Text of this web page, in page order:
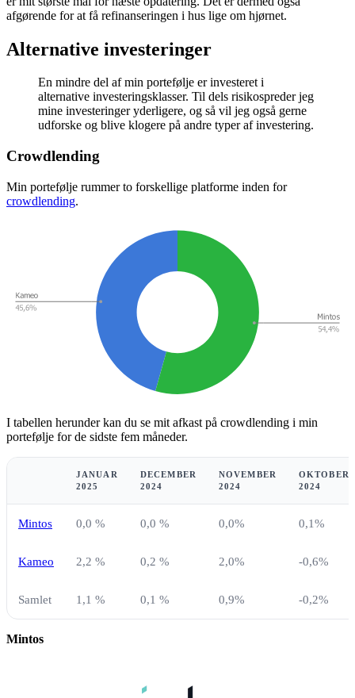
afgørende for at få refinanseringen i hus lige om hjørnet.
Alternative investeringer
En mindre del af min portefølje er investeret i
alternative investeringsklasser. Til dels risikospreder jeg
mine investeringer yderligere, og så vil jeg også gerne
udforske og blive klogere på andre typer af investering.
Crowdlending
Min portefølje rummer to forskellige platforme inden for
crowdlending.
I tabellen herunder kan du se mit afkast på crowdlending i min
portefølje for de sidste fem måneder.
JANUAR
2025
DECEMBER
2024
NOVEMBER
2024
OKTOBER
2024
Mintos 0,0 % 0,0 % 0,0% 0,1%
Kameo 2,2 % 0,2 % 2,0% -0,6%
Samlet 1,1 % 0,1 % 0,9% -0,2%
Mintos